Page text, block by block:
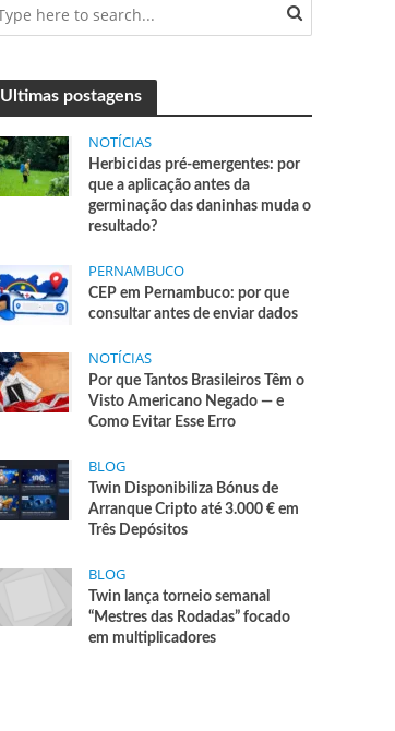
Ultimas postagens
NOTÍCIAS
Herbicidas pré-emergentes: por
que a aplicação antes da
germinação das daninhas muda o
resultado?
PERNAMBUCO
CEP em Pernambuco: por que
consultar antes de enviar dados
NOTÍCIAS
Por que Tantos Brasileiros Têm o
Visto Americano Negado — e
Como Evitar Esse Erro
BLOG
Twin Disponibiliza Bónus de
Arranque Cripto até 3.000 € em
Três Depósitos
BLOG
Twin lança torneio semanal
“Mestres das Rodadas” focado
em multiplicadores